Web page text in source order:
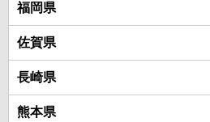
福岡県
佐賀県
長崎県
熊本県